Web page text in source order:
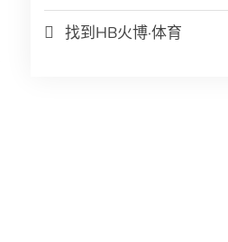
找到HB火博·体育